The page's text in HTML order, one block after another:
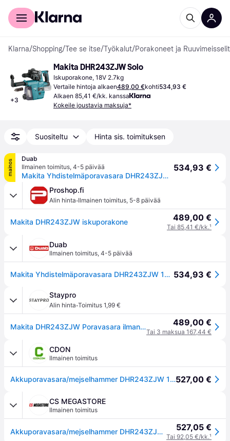
Kuluttajille
Klarna/Shopping/Tee se itse/Työkalut/Porakoneet ja Ruuvimeisselit
+3
Makita DHR243ZJW Solo
Iskuporakone, 18V 2.7kg
Vertaile hintoja alkaen489,00 €kohti534,93 €
Alkaen 85,41 €/kk. kanssa
Kokeile joustavia maksuja*
Suositeltu Hinta sis. toimituksen
mainos
Duab
Ilmainen toimitus, 4-5 päivää
Makita Yhdistelmäporavasara DHR243ZJW 18V, HEPA, ilman akkua ja laturia
534,93 €
Proshop.fi
Alin hinta·Ilmainen toimitus, 5-8 päivää
Makita DHR243ZJW iskuporakone 489,00 €
Tai 85,41 €/kk.¹
Duab
Ilmainen toimitus, 4-5 päivää
Makita Yhdistelmäporavasara DHR243ZJW 18V, HEPA, ilman akkua ja laturia 534,93 €
Staypro
Alin hinta·Toimitus 1,99 €
Makita DHR243ZJW Poravasara ilman akkua ja laturia, Koneet 489,00 €
Tai 3 maksua 167,44 €
CDON
Ilmainen toimitus
Akkuporavasara/mejselhammer DHR243ZJW 18V527,00 €
CS MEGASTORE
Ilmainen toimitus
Akkuporavasara/mejselhammer DHR243ZJW 18V 527,05 €
Tai 92,05 €/kk.¹